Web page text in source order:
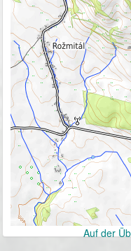
Auf der